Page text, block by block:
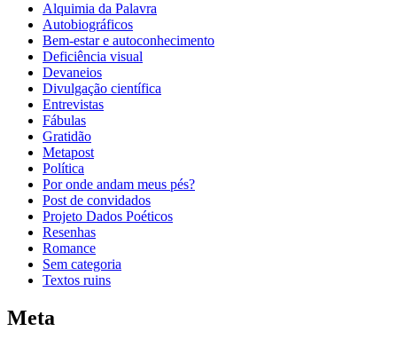
Alquimia da Palavra
Autobiográficos
Bem-estar e autoconhecimento
Deficiência visual
Devaneios
Divulgação científica
Entrevistas
Fábulas
Gratidão
Metapost
Política
Por onde andam meus pés?
Post de convidados
Projeto Dados Poéticos
Resenhas
Romance
Sem categoria
Textos ruins
Meta